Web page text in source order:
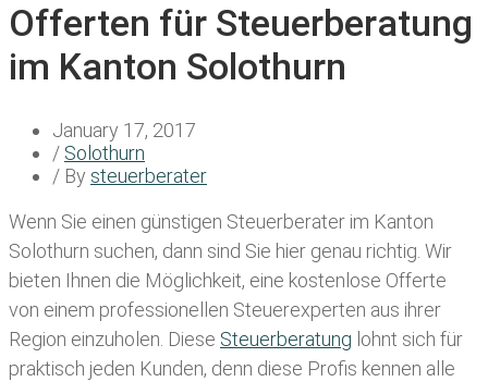
Offerten für Steuerberatung
im Kanton Solothurn
January 17, 2017
/ Solothurn
/ By steuerberater
Wenn Sie einen günstigen Steuerberater im Kanton
Solothurn suchen, dann sind Sie hier genau richtig. Wir
bieten Ihnen die Möglichkeit, eine kostenlose Offerte
von einem professionellen Steuerexperten aus ihrer
Region einzuholen. Diese Steuerberatung lohnt sich für
praktisch jeden Kunden, denn diese Profis kennen alle